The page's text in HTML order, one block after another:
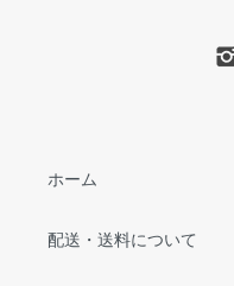
ホーム
配送・送料について